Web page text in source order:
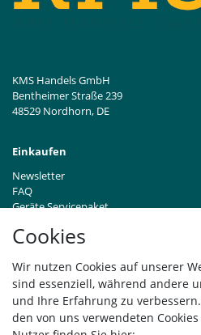
Cookies
Wir nutzen Cookies auf unserer
sind essenziell, während andere
und Ihre Erfahrung zu
den von uns verwendeten
KMS Handels GmbH
Bentheimer Straße 239
48529 Nordhorn, DE
Einkaufen
Newsletter
FAQ
Geräte Servicepaket
Händleranfragen B2B
Widerrufsrecht
Vertrag widerrufen
Versand